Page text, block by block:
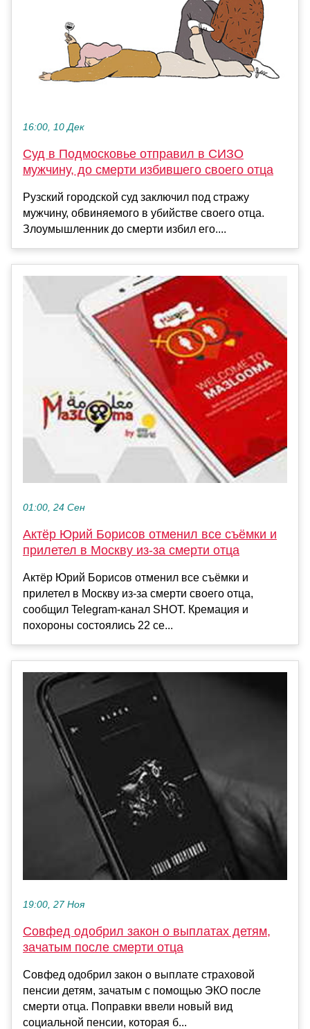
16:00, 10 Дек
Суд в Подмосковье отправил в СИЗО
мужчину, до смерти избившего своего отца
Рузский городской суд заключил под стражу
мужчину, обвиняемого в убийстве своего отца.
Злоумышленник до смерти избил его....
01:00, 24 Сен
Актёр Юрий Борисов отменил все съёмки и
прилетел в Москву из-за смерти отца
Актёр Юрий Борисов отменил все съёмки и
прилетел в Москву из-за смерти своего отца,
сообщил Telegram-канал SHOT. Кремация и
похороны состоялись 22 се...
19:00, 27 Ноя
Совфед одобрил закон о выплатах детям,
зачатым после смерти отца
Совфед одобрил закон о выплате страховой
пенсии детям, зачатым с помощью ЭКО после
смерти отца. Поправки ввели новый вид
социальной пенсии, которая б...